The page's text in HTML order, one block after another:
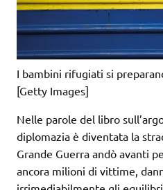
I bambini rifugiati si
[Getty Images]
Nelle parole del libro
diplomazia è diventata la
Grande Guerra andò avanti
ancora milioni di vittime,